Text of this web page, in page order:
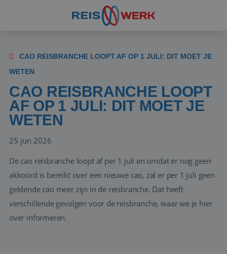
CAO REISBRANCHE LOOPT AF OP 1 JULI: DIT MOET JE
WETEN
CAO REISBRANCHE LOOPT
AF OP 1 JULI: DIT MOET JE
WETEN
25 jun 2026
De cao reisbranche loopt af per 1 juli en omdat er nog geen
akkoord is bereikt over een nieuwe cao, zal er per 1 juli geen
geldende cao meer zijn in de reisbranche. Dat heeft
verschillende gevolgen voor de reisbranche, waar we je hier
over informeren.